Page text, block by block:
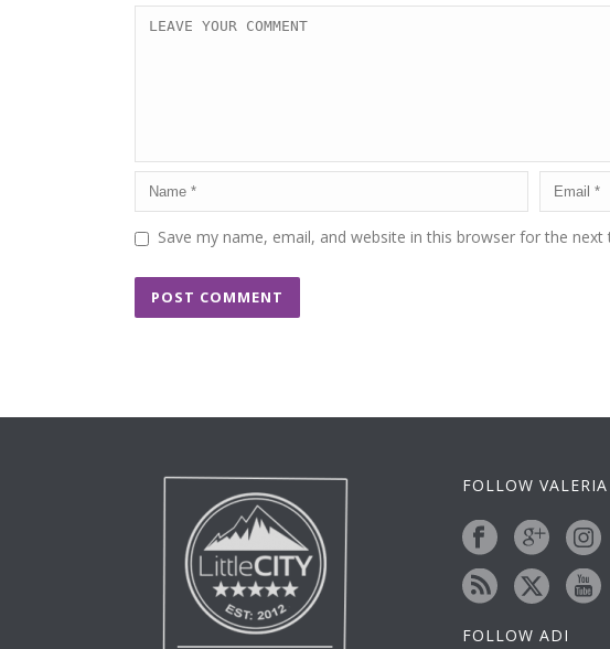
Save my name, email, and website in this browser for the
FOLLOW VALERIA
FOLLOW ADI